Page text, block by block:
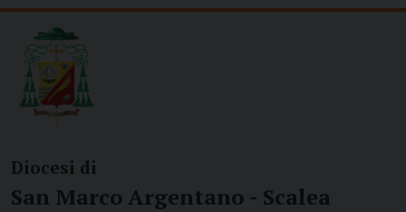
Diocesi di
San Marco Argentano - Scalea